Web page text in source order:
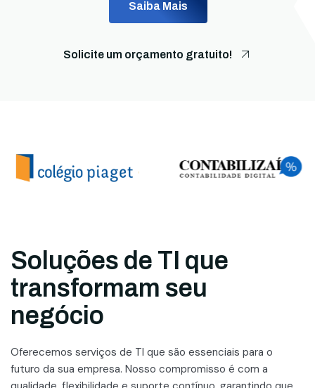
Saiba Mais
Solicite um orçamento gratuito!
Soluções de TI que
transformam seu
negócio
Oferecemos serviços de TI que são essenciais para o
futuro da sua empresa. Nosso compromisso é com a